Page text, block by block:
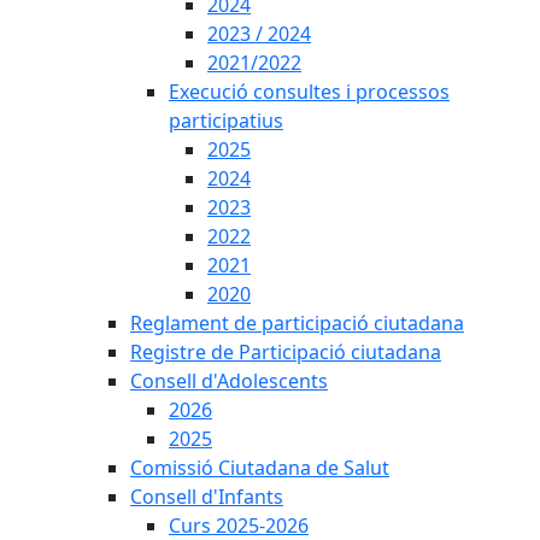
2023 / 2024
2021/2022
Execució consultes i processos
participatius
2025
2024
2023
2022
2021
2020
Reglament de participació ciutadana
Registre de Participació ciutadana
Consell d'Adolescents
2026
2025
Comissió Ciutadana de Salut
Consell d'Infants
Curs 2025-2026